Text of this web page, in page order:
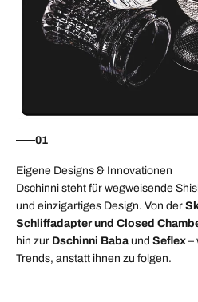
01
Eigene Designs & Innovationen
Dschinni steht für wegweisende
und einzigartiges Design. Von der
Schliffadapter und Closed
hin zur Dschinni Baba und Seflex –
Trends, anstatt ihnen zu folgen.